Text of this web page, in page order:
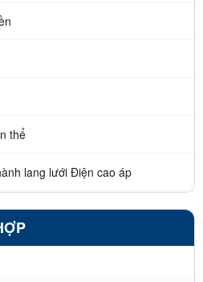
thể
lang lưới Điện cao áp